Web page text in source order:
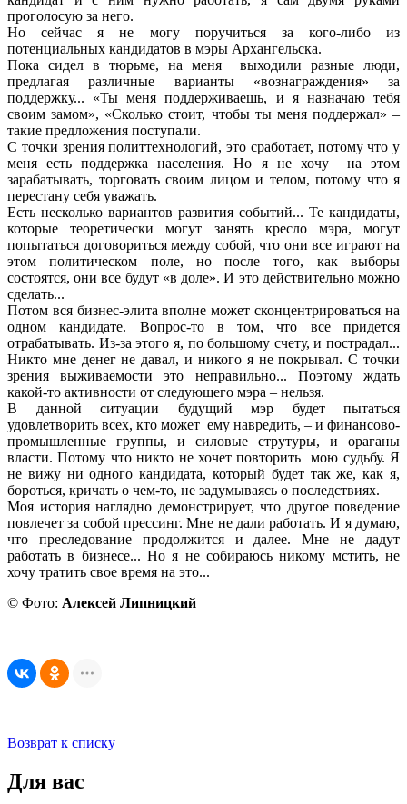
проголосую за него.
Но сейчас я не могу поручиться за кого-либо из
потенциальных кандидатов в мэры Архангельска.
Пока сидел в тюрьме, на меня выходили разные люди,
предлагая различные варианты «вознаграждения» за
поддержку... «Ты меня поддерживаешь, и я назначаю тебя
своим замом», «Сколько стоит, чтобы ты меня поддержал» –
такие предложения поступали.
С точки зрения политтехнологий, это сработает, потому что у
меня есть поддержка населения. Но я не хочу на этом
зарабатывать, торговать своим лицом и телом, потому что я
перестану себя уважать.
Есть несколько вариантов развития событий... Те кандидаты,
которые теоретически могут занять кресло мэра, могут
попытаться договориться между собой, что они все играют на
этом политическом поле, но после того, как выборы
состоятся, они все будут «в доле». И это действительно можно
сделать...
Потом вся бизнес-элита вполне может сконцентрироваться на
одном кандидате. Вопрос-то в том, что все придется
отрабатывать. Из-за этого я, по большому счету, и пострадал...
Никто мне денег не давал, и никого я не покрывал. С точки
зрения выживаемости это неправильно... Поэтому ждать
какой-то активности от следующего мэра – нельзя.
В данной ситуации будущий мэр будет пытаться
удовлетворить всех, кто может ему навредить, – и финансово-
промышленные группы, и силовые струтуры, и ораганы
власти. Потому что никто не хочет повторить мою судьбу. Я
не вижу ни одного кандидата, который будет так же, как я,
бороться, кричать о чем-то, не задумываясь о последствиях.
Моя история наглядно демонстрирует, что другое поведение
повлечет за собой прессинг. Мне не дали работать. И я думаю,
что преследование продолжится и далее. Мне не дадут
работать в бизнесе... Но я не собираюсь никому мстить, не
хочу тратить свое время на это...
© Фото: Алексей Липницкий
Возврат к списку
Для вас